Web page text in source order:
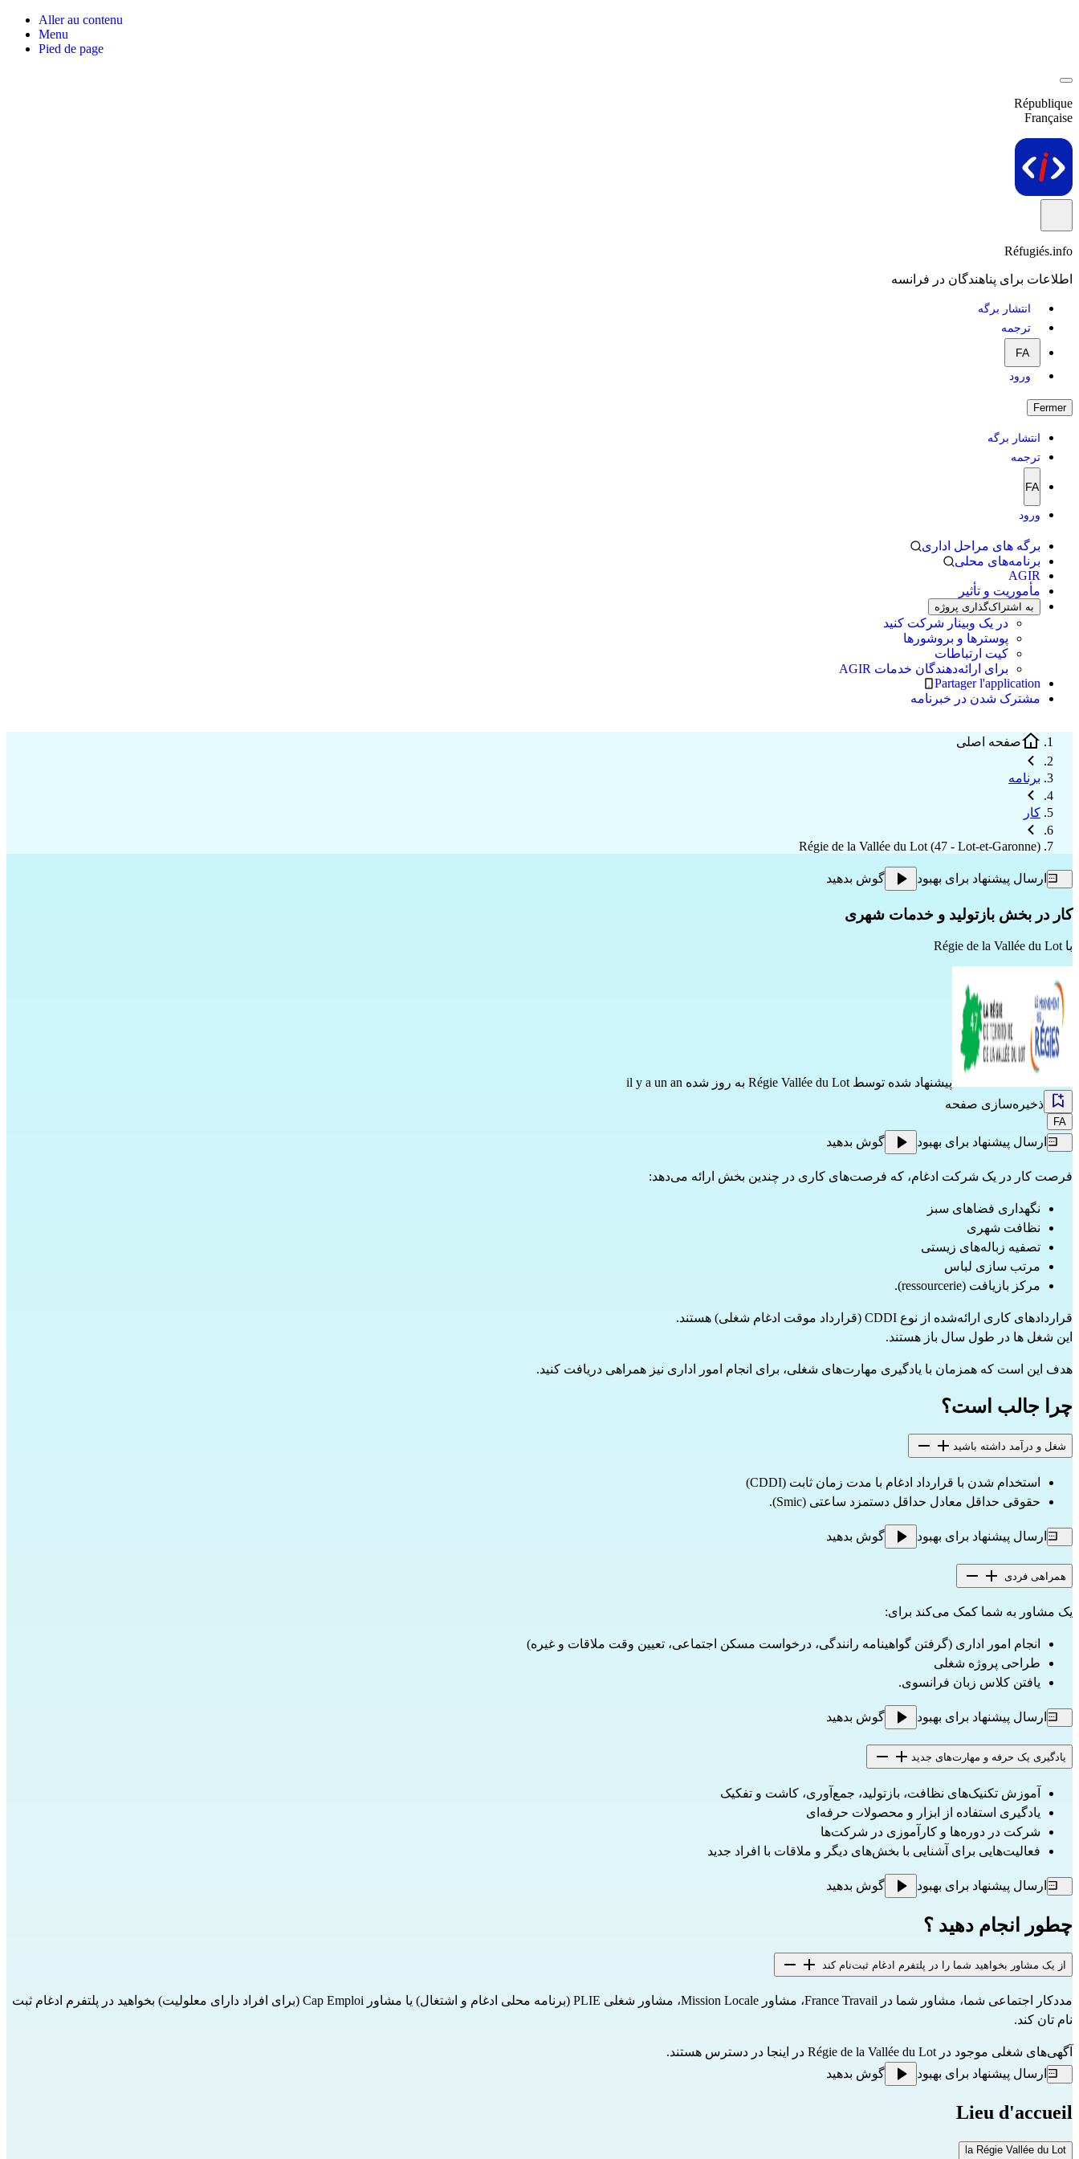
Aller au contenu
Menu
Pied de page
République
Française
Réfugiés.info
اطلاعات برای پناهندگان در فرانسه
انتشار برگه
ترجمه
FA
ورود
Fermer
انتشار برگه
ترجمه
FA
ورود
برگه های مراحل اداری
برنامه‌های محلی
AGIR
مأموریت و تأثیر
به اشتراک‌گذاری پروژه
در یک وبینار شرکت کنید
پوسترها و بروشورها
کیت ارتباطات
برای ارائه‌دهندگان خدمات AGIR
Partager l'application
مشترک شدن در خبرنامه
صفحه اصلی
برنامه
کار
Régie de la Vallée du Lot (47 - Lot-et-Garonne)
ارسال پیشنهاد برای بهبود گوش بدهید
کار در بخش بازتولید و خدمات شهری
با Régie de la Vallée du Lot
پیشنهاد شده توسط Régie Vallée du Lot به روز شده il y a un an
ذخیره‌سازی صفحه
FA
ارسال پیشنهاد برای بهبود گوش بدهید
فرصت کار در یک شرکت ادغام، که فرصت‌های کاری در چندین بخش ارائه می‌دهد:
نگهداری فضاهای سبز
نظافت شهری
تصفیه زباله‌های زیستی
مرتب سازی لباس
مرکز بازیافت (ressourcerie).
قراردادهای کاری ارائه‌شده از نوع CDDI (قرارداد موقت ادغام شغلی) هستند.
این شغل ها در طول سال باز هستند.
هدف این است که همزمان با یادگیری مهارت‌های شغلی، برای انجام امور اداری نیز همراهی دریافت کنید.
چرا جالب است؟
شغل و درآمد داشته باشید
استخدام شدن با قرارداد ادغام با مدت زمان ثابت (CDDI)
حقوقی حداقل معادل حداقل دستمزد ساعتی (Smic).
ارسال پیشنهاد برای بهبود گوش بدهید
همراهی فردی
یک مشاور به شما کمک می‌کند برای:
انجام امور اداری (گرفتن گواهینامه رانندگی، درخواست مسکن اجتماعی، تعیین وقت ملاقات و غیره)
طراحی پروژه شغلی
یافتن کلاس زبان فرانسوی.
ارسال پیشنهاد برای بهبود گوش بدهید
یادگیری یک حرفه و مهارت‌های جدید
آموزش تکنیک‌های نظافت، بازتولید، جمع‌آوری، کاشت و تفکیک
یادگیری استفاده از ابزار و محصولات حرفه‌ای
شرکت در دوره‌ها و کارآموزی در شرکت‌ها
فعالیت‌هایی برای آشنایی با بخش‌های دیگر و ملاقات با افراد جدید
ارسال پیشنهاد برای بهبود گوش بدهید
چطور انجام دهید ؟
از یک مشاور بخواهید شما را در پلتفرم ادغام ثبت‌نام کند
مددکار اجتماعی شما، مشاور شما در France Travail، مشاور Mission Locale، مشاور شغلی PLIE (برنامه محلی ادغام و اشتغال) یا مشاور Cap Emploi (برای افراد دارای معلولیت) بخواهید در پلتفرم ادغام
نام‌ تان کند.
آگهی‌های شغلی موجود در Régie de la Vallée du Lot در اینجا در دسترس هستند.
ارسال پیشنهاد برای بهبود
گوش بدهید
Lieu d'accueil
la Régie Vallée du Lot